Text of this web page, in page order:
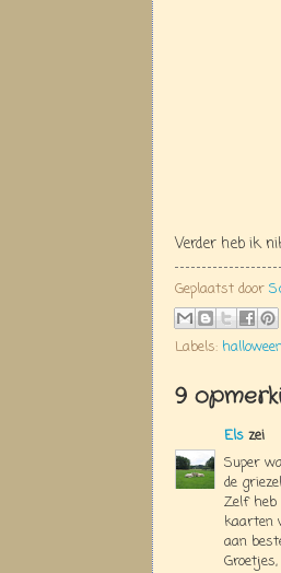
Verder heb ik
Geplaatst door
Labels:
9
Els zei
Super
de
Zelf heb
kaarten
aan